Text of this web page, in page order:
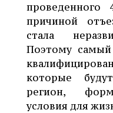
проведенного
причиной
стала
Поэтому
которые
регион,
условия для